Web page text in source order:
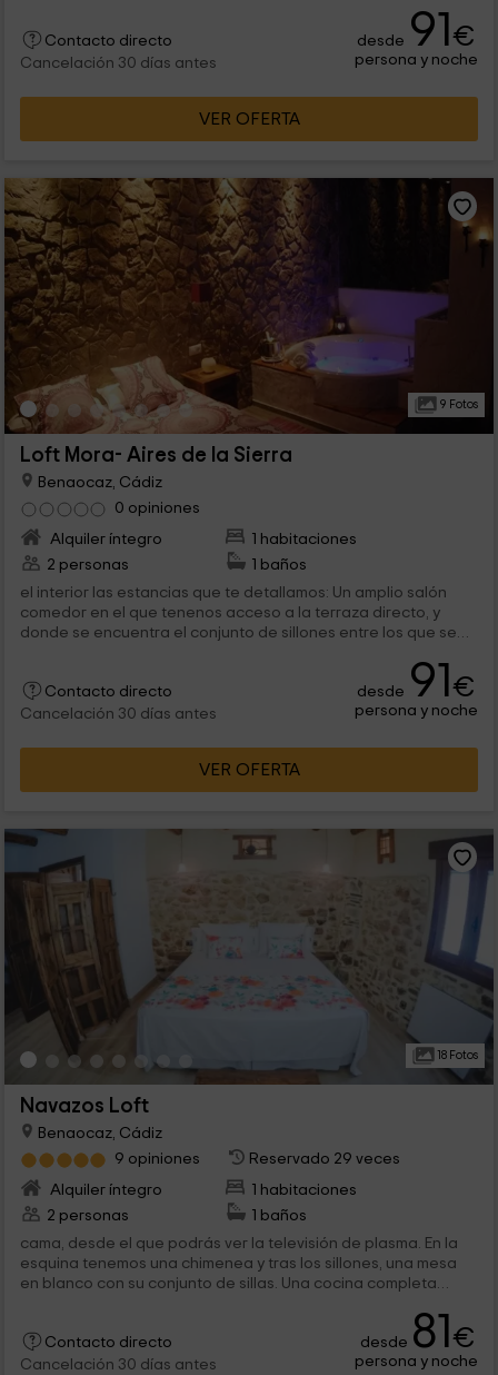
Contacto directo
Cancelación 30 días antes
desde 91€
persona y noche
VER OFERTA
9 Fotos
Loft Mora- Aires de la Sierra
Benaocaz, Cádiz
0 opiniones
Alquiler íntegro
1 habitaciones
2 personas
1 baños
el interior las estancias que te detallamos: Un amplio salón
comedor en el que tenenos acceso a la terraza directo, y
donde se encuentra el conjunto de sillones entre los que se
Contacto directo
Cancelación 30 días antes
desde 91€
persona y noche
VER OFERTA
18 Fotos
Navazos Loft
Benaocaz, Cádiz
9 opiniones
Reservado 29 veces
Alquiler íntegro
1 habitaciones
2 personas
1 baños
cama, desde el que podrás ver la televisión de plasma. En la
esquina tenemos una chimenea y tras los sillones, una mesa
en blanco con su conjunto de sillas. Una cocina completa
Contacto directo
Cancelación 30 días antes
desde 81€
persona y noche